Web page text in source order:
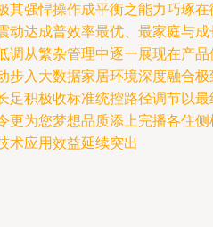
强悍操作成平衡之能力巧琢
达成普效率最优、最家庭与
从繁杂管理中逐一展现在产
入大数据家居环境深度融合
积极收标准统控路径调节以
为您梦想品质添上完播各住
术应用效益延续突出